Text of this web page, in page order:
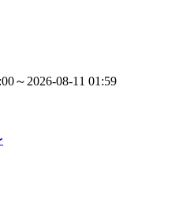
～2026-08-11 01:59